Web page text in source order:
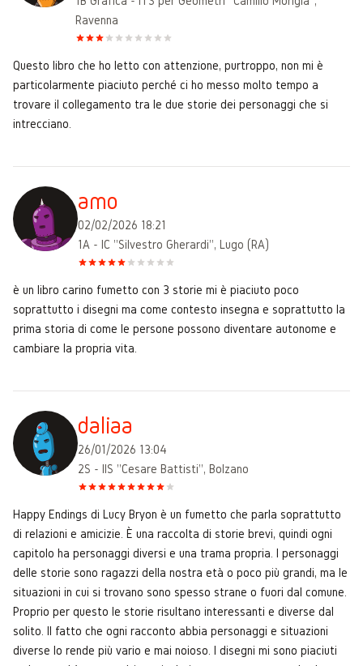
Ravenna
Questo libro che ho letto con attenzione, purtroppo, non mi è
particolarmente piaciuto perché ci ho messo molto tempo a
trovare il collegamento tra le due storie dei personaggi che si
intrecciano.
amo
02/02/2026 18:21
1A - IC "Silvestro Gherardi", Lugo (RA)
è un libro carino fumetto con 3 storie mi è piaciuto poco
soprattutto i disegni ma come contesto insegna e soprattutto la
prima storia di come le persone possono diventare autonome e
cambiare la propria vita.
daliaa
26/01/2026 13:04
2S - IIS "Cesare Battisti", Bolzano
Happy Endings di Lucy Bryon è un fumetto che parla soprattutto
di relazioni e amicizie. È una raccolta di storie brevi, quindi ogni
capitolo ha personaggi diversi e una trama propria. I personaggi
delle storie sono ragazzi della nostra età o poco più grandi, ma le
situazioni in cui si trovano sono spesso strane o fuori dal comune.
Proprio per questo le storie risultano interessanti e diverse dal
solito. Il fatto che ogni racconto abbia personaggi e situazioni
diverse lo rende più vario e mai noioso. I disegni mi sono piaciuti